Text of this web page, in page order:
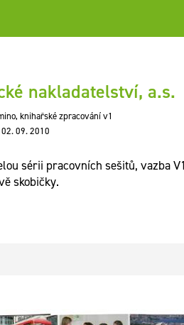
nakladatelství, a.s.
knihařské zpracování v1
02. 09. 2010
sérii pracovních sešitů, vazba
skobičky.